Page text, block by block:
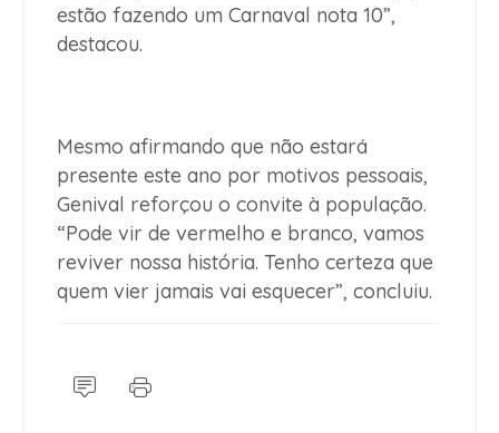
estão fazendo um Carnaval nota 10”,
destacou.
Mesmo afirmando que não estará
presente este ano por motivos pessoais,
Genival reforçou o convite à população.
“Pode vir de vermelho e branco, vamos
reviver nossa história. Tenho certeza que
quem vier jamais vai esquecer”, concluiu.